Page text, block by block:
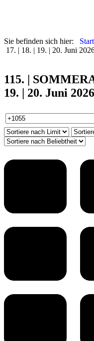
Sie befinden sich hier:
17. | 18. | 19. | 20. Juni
115. | SOMMER
19. | 20. Juni 2026